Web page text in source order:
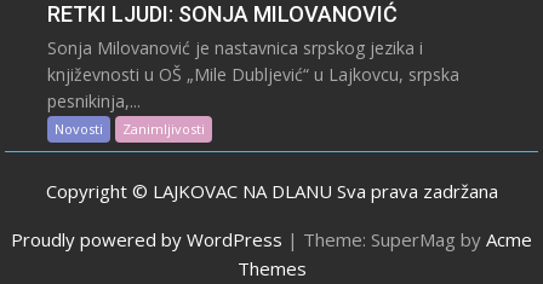
RETKI LJUDI: SONJA MILOVANOVIĆ
Sonja Milovanović je nastavnica srpskog jezika i
književnosti u OŠ „Mile Dubljević“ u Lajkovcu, srpska
pesnikinja,...
Novosti Zanimljivosti
Copyright © LAJKOVAC NA DLANU Sva prava zadržana
Proudly powered by WordPress | Theme: SuperMag by Acme
Themes